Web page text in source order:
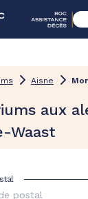
Aisne
aux
Waast